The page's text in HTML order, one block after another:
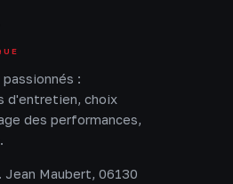
:
d'entretien, choix
des performances,
Jean Maubert, 06130